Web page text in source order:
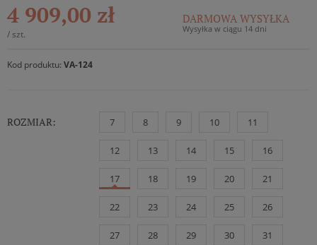
4 909,00 zł
/ szt.
DARMOWA WYSYŁKA
Wysyłka w ciągu 14 dni
Kod produktu: VA-124
ROZMIAR: 7 8 9 10 11
12 13 14 15 16
17 18 19 20 21
22 23 24 25 26
27 28 29 30 31